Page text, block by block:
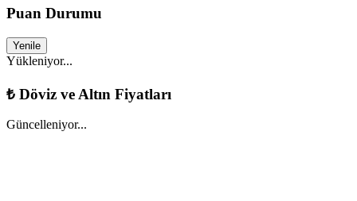
Puan Durumu
Yenile
Yükleniyor...
₺ Döviz ve Altın Fiyatları
Güncelleniyor...